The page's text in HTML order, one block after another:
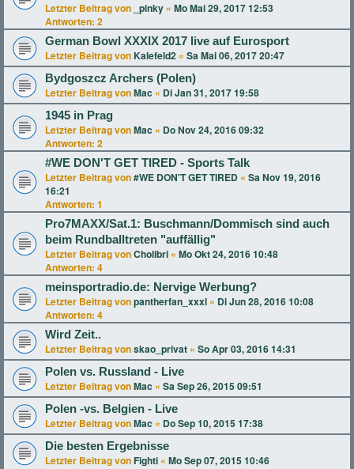
Letzter Beitrag von _pinky « Mo Mai 29, 2017 12:53
Antworten: 2
German Bowl XXXIX 2017 live auf Eurosport
Letzter Beitrag von Kalefeld2 « Sa Mai 06, 2017 20:47
Bydgoszcz Archers (Polen)
Letzter Beitrag vonMac « Di Jan 31, 2017 19:58
1945 in Prag
Letzter Beitrag vonMac « Do Nov 24, 2016 09:32
Antworten: 2
#WE DON'T GET TIRED - Sports Talk
Letzter Beitrag von#WE DON'T GET TIRED « Sa Nov 19, 2016
16:21
Antworten: 1
Pro7MAXX/Sat.1: Buschmann/Dommisch sind auch
beim Rundballtreten "auffällig"
Letzter Beitrag vonCholibri « Mo Okt 24, 2016 10:48
Antworten: 4
meinsportradio.de: Nervige Werbung?
Letzter Beitrag vonpantherfan_xxxl « Di Jun 28, 2016 10:08
Antworten: 4
Wird Zeit..
Letzter Beitrag vonskao_privat « So Apr 03, 2016 14:31
Polen vs. Russland - Live
Letzter Beitrag vonMac « Sa Sep 26, 2015 09:51
Polen -vs. Belgien - Live
Letzter Beitrag vonMac « Do Sep 10, 2015 17:38
Die besten Ergebnisse
Letzter Beitrag von Fighti « Mo Sep 07, 2015 10:46